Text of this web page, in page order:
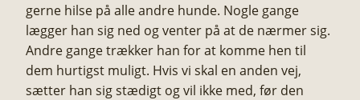
gerne hilse på alle andre hunde. Nogle gange
lægger han sig ned og venter på at de nærmer sig.
Andre gange trækker han for at komme hen til
dem hurtigst muligt. Hvis vi skal en anden vej,
sætter han sig stædigt og vil ikke med, før den